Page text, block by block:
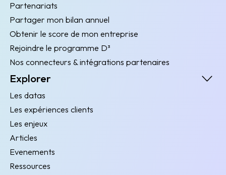
Partenariats
Partager mon bilan annuel
Obtenir le score de mon entreprise
Rejoindre le programme D³
Nos connecteurs & intégrations partenaires
Explorer
Les datas
Les expériences clients
Les enjeux
Articles
Evenements
Ressources